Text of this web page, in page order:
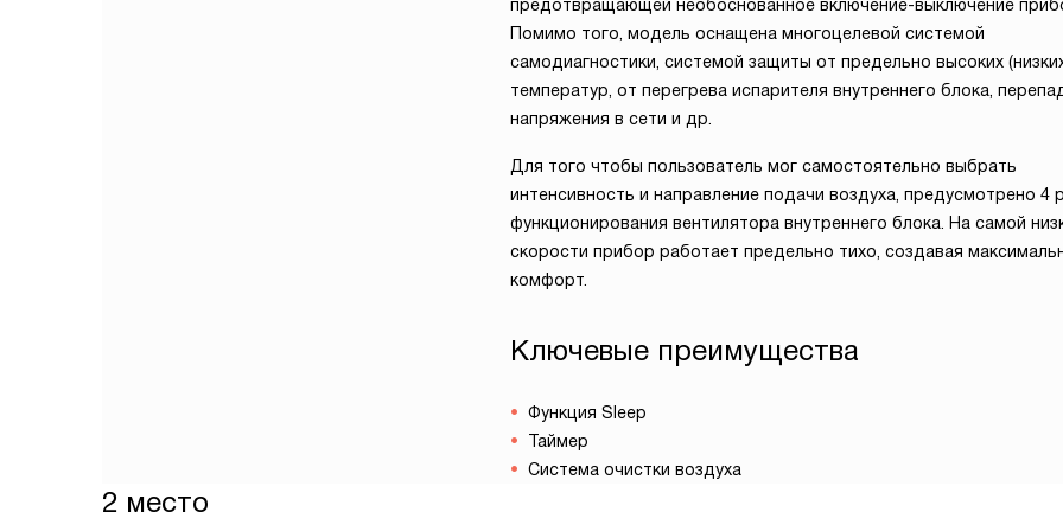
предотвращающей необоснованное включение-выключение
Помимо того, модель оснащена многоцелевой системой
самодиагностики, системой защиты от предельно высоких
температур, от перегрева испарителя внутреннего блока,
напряжения в сети и др.
Для того чтобы пользователь мог самостоятельно выбрать
интенсивность и направление подачи воздуха, предусмотрено 4
функционирования вентилятора внутреннего блока. На самой
скорости прибор работает предельно тихо, создавая
комфорт.
Ключевые преимущества
Функция Sleep
Таймер
Система очистки воздуха
2 место